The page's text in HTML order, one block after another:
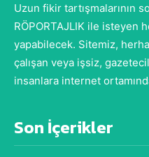
Uzun fikir tartışmalarının
RÖPORTAJLIK ile isteyen
yapabilecek. Sitemiz,
çalışan veya işsiz,
insanlara internet
Son İçerikler